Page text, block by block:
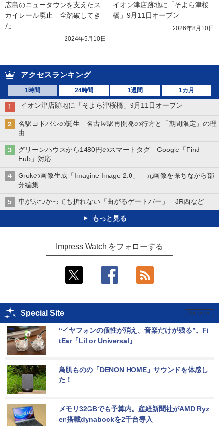
広島のニュータウンを支えたス
カイレール廃止　全踏破してき
た
2024年5月10日
イオン津店跡地に「そよら津桜
橋」9月11日オープン
2026年8月10日
アクセスランキング
1時間 24時間 1週間 1カ月
イオン津店跡地に「そよら津桜橋」9月11日オープン
名駅ヨドバシの誕生 名古屋駅再開発の行方と「期間限定」の理
由
グリーンハウスから1480円のスマートタグ Google「Find
Hub」対応
Grokの画像生成「Imagine Image 2.0」 元画像を保ちながら部
分編集
車がぶつかっても折れない「曲がるゲートバー」 JR西など
もっと見る
Impress Watch をフォローする
Special Site
“イヤフォンの個性が消え、音楽だけが残る”。Fi
tEar「Lilior Universal」
鳥肌ものの「DENON HOME」サウンドを体感し
た！
メモリ32GBでも予算内。産経新聞社がAMD Ryz
en搭載dynabookを2千台導入